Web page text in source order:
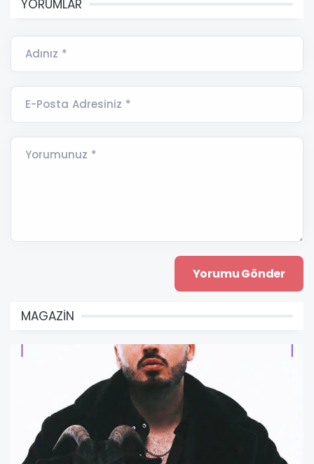
YORUMLAR
Adınız *
E-Posta Adresiniz *
Yorumunuz *
MAGAZİN